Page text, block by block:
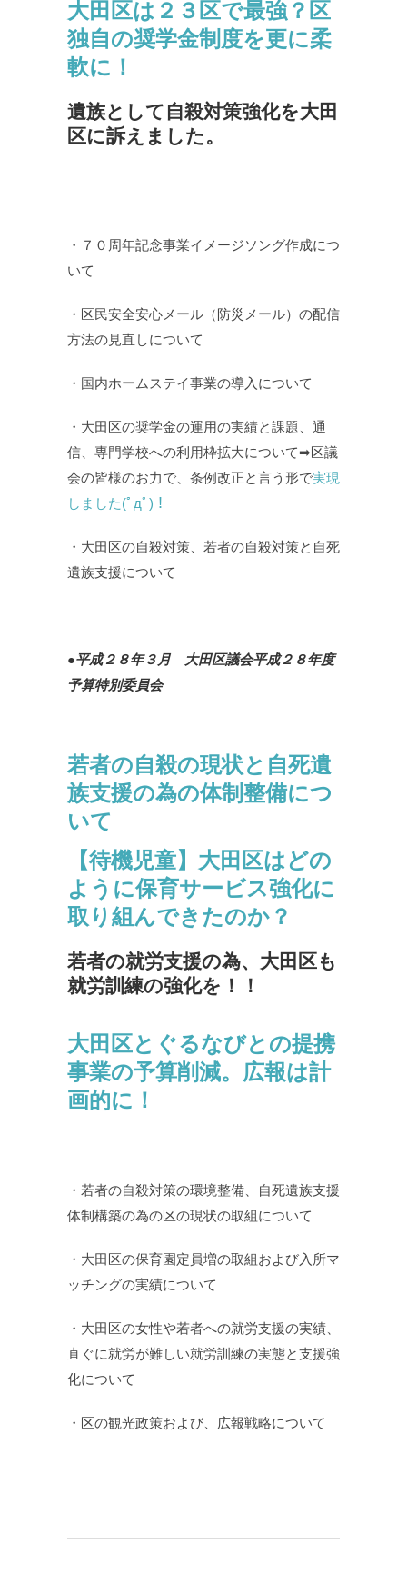
大田区は２３区で最強？区
独自の奨学金制度を更に柔
軟に！
遺族として自殺対策強化を大田
区に訴えました。
・７０周年記念事業イメージソング作成につ
いて
・区民安全安心メール（防災メール）の配信
方法の見直しについて
・国内ホームステイ事業の導入について
・大田区の奨学金の運用の実績と課題、通
信、専門学校への利用枠拡大について➡区議
会の皆様のお力で、条例改正と言う形で実現
しました(ﾟдﾟ)！
・大田区の自殺対策、若者の自殺対策と自死
遺族支援について
●平成２８年３月 大田区議会平成２８年度
予算特別委員会
若者の自殺の現状と自死遺
族支援の為の体制整備につ
いて
【待機児童】大田区はどの
ように保育サービス強化に
取り組んできたのか？
若者の就労支援の為、大田区も
就労訓練の強化を！！
大田区とぐるなびとの提携
事業の予算削減。広報は計
画的に！
・若者の自殺対策の環境整備、自死遺族支援
体制構築の為の区の現状の取組について
・大田区の保育園定員増の取組および入所マ
ッチングの実績について
・大田区の女性や若者への就労支援の実績、
直ぐに就労が難しい就労訓練の実態と支援強
化について
・区の観光政策および、広報戦略について